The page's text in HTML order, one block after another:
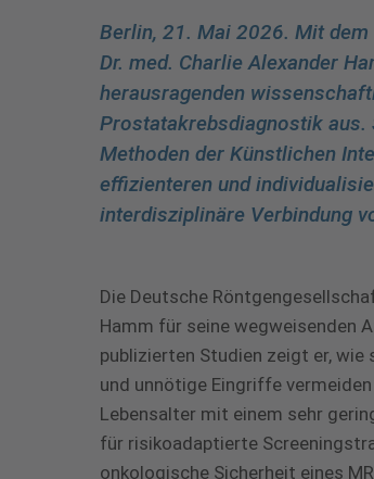
Berlin, 21. Mai 2026. Mit dem
Dr. med. Charlie Alexander
herausragenden
Prostatakrebsdiagnostik aus.
Methoden der Künstlichen
effizienteren und
interdisziplinäre Verbindung
Die Deutsche
Hamm für seine wegweisenden
publizierten Studien zeigt er,
und unnötige Eingriffe
Lebensalter mit einem sehr
für risikoadaptierte
onkologische Sicherheit eines